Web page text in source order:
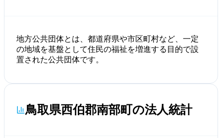
地方公共団体とは、都道府県や市区町村など、一定
の地域を基盤として住民の福祉を増進する目的で設
置された公共団体です。
鳥取県西伯郡南部町の法人統計